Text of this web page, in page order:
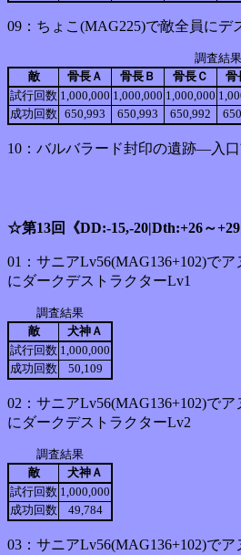
09：ちょこ(MAG225)で敵全員にデ
調査結果
敵
骨長Ａ 骨長Ｂ 骨長Ｃ 骨
試行回数 1,000,000 1,000,000 1,000,000
成功回数 650,993 650,993 650,992
10：バルバラード封印の遺跡―入
☆第13回《DD:-15,-20|Dth:+26～+29
01：サニアLv56(MAG136+102)でア
にダークデストラクターLv1
調査結果
敵
犬神Ａ
試行回数 1,000,000
成功回数
50,109
02：サニアLv56(MAG136+102)でア
にダークデストラクターLv2
調査結果
敵
犬神Ａ
試行回数 1,000,000
成功回数
49,784
03：サニアLv56(MAG136+102)でア